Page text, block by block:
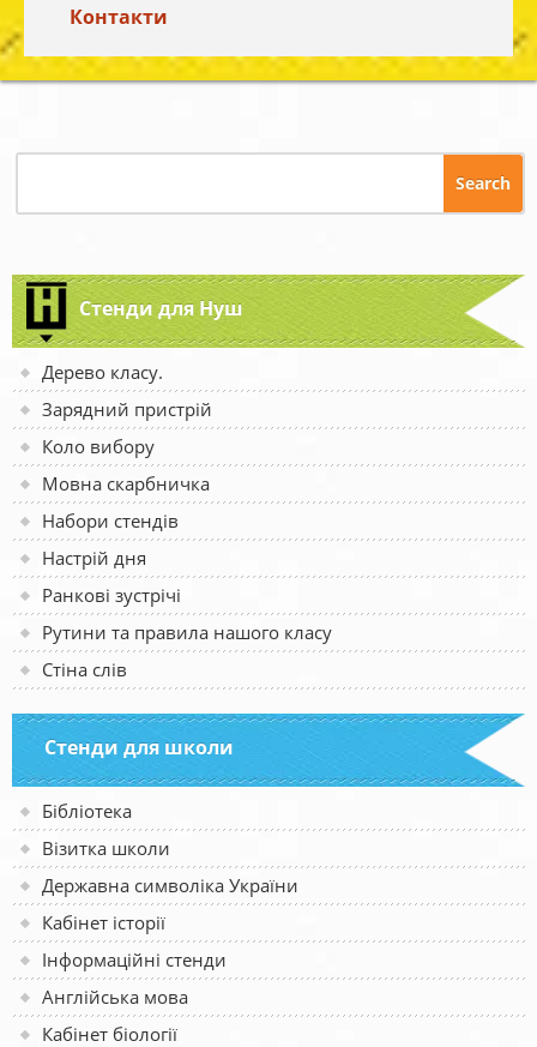
Контакти
Стенди для Нуш
Дерево класу.
Зарядний пристрій
Коло вибору
Мовна скарбничка
Набори стендів
Настрій дня
Ранкові зустрічі
Рутини та правила нашого класу
Стіна слів
Стенди для школи
Бібліотека
Візитка школи
Державна символіка України
Кабінет історії
Інформаційні стенди
Англійська мова
Кабінет біології